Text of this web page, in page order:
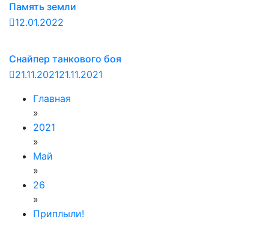
Память земли
12.01.2022
Снайпер танкового боя
21.11.202121.11.2021
Главная
»
2021
»
Май
»
26
»
Приплыли!